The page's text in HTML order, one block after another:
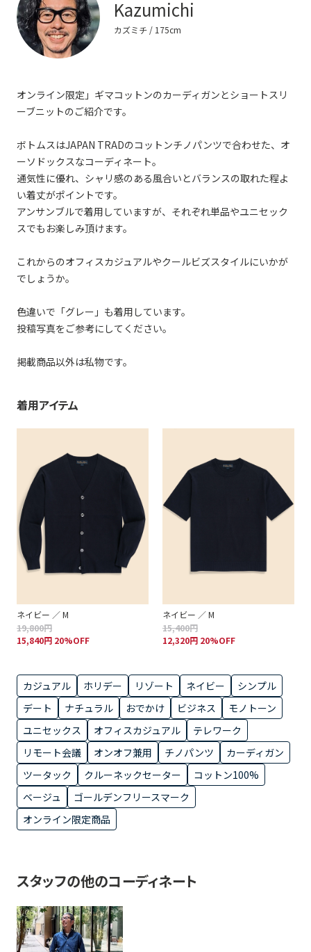
Kazumichi
カズミチ/ 175cm
オンライン限定」ギマコットンのカーディガンとショートスリ
ーブニットのご紹介です。
ボトムスはJAPAN TRADのコットンチノパンツで合わせた、オ
ーソドックスなコーディネート。
通気性に優れ、シャリ感のある風合いとバランスの取れた程よ
い着丈がポイントです。
アンサンブルで着用していますが、それぞれ単品やユニセック
スでもお楽しみ頂けます。
これからのオフィスカジュアルやクールビズスタイルにいかが
でしょうか。
色違いで「グレー」も着用しています。
投稿写真をご参考にしてください。
掲載商品以外は私物です。
着用アイテム
ネイビー ／ M
19,800円
15,840円 20%OFF
ネイビー ／ M
15,400円
12,320円 20%OFF
カジュアル ホリデー リゾート ネイビー
シンプル
デート
ナチュラル おでかけ ビジネス
モノトーン
ユニセックス
オフィスカジュアル
テレワーク
リモート会議
オンオフ兼用 チノパンツ
カーディガン
ツータック
クルーネックセーター
コットン100%
ベージュ
ゴールデンフリースマーク
オンライン限定商品
スタッフの他のコーディネート